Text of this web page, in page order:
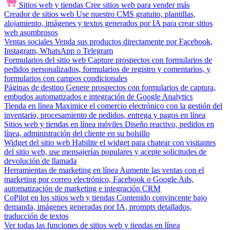
Sitios web y tiendas Cree sitios web para vender más
Creador de sitios web Use nuestro CMS gratuito, plantillas,
alojamiento, imágenes y textos generados por IA para crear sitios
web asombrosos
Ventas sociales Venda sus productos directamente por Facebook,
Instagram, WhatsApp o Telegram
Formularios del sitio web Capture prospectos con formularios de
pedidos personalizados, formularios de registro y comentarios, y
formularios con campos condicionales
Páginas de destino Genere prospectos con formularios de captura,
embudos automatizados e integración de Google Analytics
Tienda en línea Maximice el comercio electrónico con la gestión del
inventario, procesamiento de pedidos, entrega y pagos en línea
Sitios web y tiendas en línea móviles Diseño reactivo, pedidos en
línea, administración del cliente en su bolsillo
Widget del sitio web Habilite el widget para chatear con visitantes
del sitio web, use mensajerías populares y acepte solicitudes de
devolución de llamada
Herramientas de marketing en línea Aumente las ventas con el
marketing por correo electrónico, Facebook o Google Ads,
automatización de marketing e integración CRM
CoPilot en los sitios web y tiendas Contenido convincente bajo
demanda, imágenes generadas por IA, prompts detallados,
traducción de textos
Ver todas las funciones de sitios web y tiendas en línea